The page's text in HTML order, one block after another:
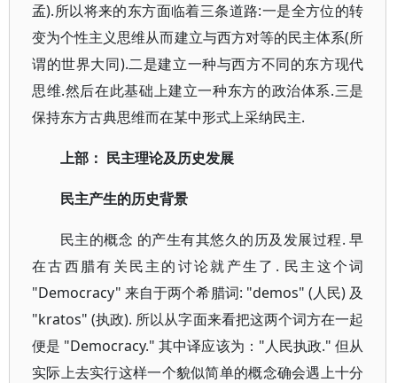
孟).所以将来的东方面临着三条道路:一是全方位的转
变为个性主义思维从而建立与西方对等的民主体系(所
谓的世界大同).二是建立一种与西方不同的东方现代
思维.然后在此基础上建立一种东方的政治体系.三是
保持东方古典思维而在某中形式上采纳民主.
上部： 民主理论及历史发展
民主产生的历史背景
民主的概念 的产生有其悠久的历及发展过程. 早
在古西腊有关民主的讨论就产生了. 民主这个词
"Democracy" 来自于两个希腊词: "demos" (人民) 及
"kratos" (执政). 所以从字面来看把这两个词方在一起
便是 "Democracy." 其中译应该为："人民执政." 但从
实际上去实行这样一个貌似简单的概念确会遇上十分